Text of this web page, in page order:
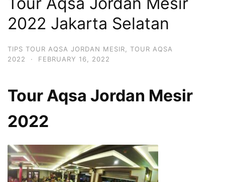
2022 Jakarta Selatan
TIPS TOUR AQSA JORDAN MESIR, TOUR AQSA
2022
· FEBRUARY 16, 2022
Tour Aqsa Jordan Mesir
2022